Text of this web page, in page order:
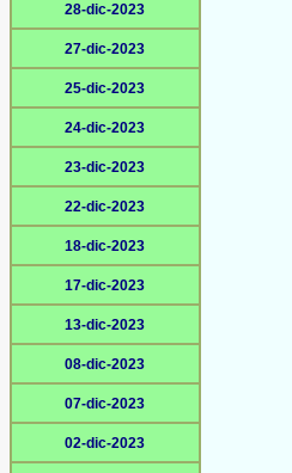
28-dic-2023
27-dic-2023
25-dic-2023
24-dic-2023
23-dic-2023
22-dic-2023
18-dic-2023
17-dic-2023
13-dic-2023
08-dic-2023
07-dic-2023
02-dic-2023